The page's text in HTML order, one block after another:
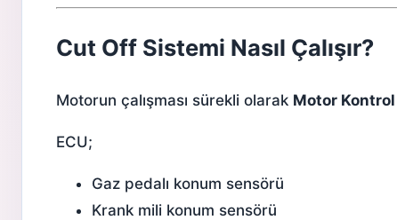
Cut Off Sistemi Nasıl Çalışır?
Motorun çalışması sürekli olarak Motor
ECU;
Gaz pedalı konum sensörü
Krank mili konum sensörü